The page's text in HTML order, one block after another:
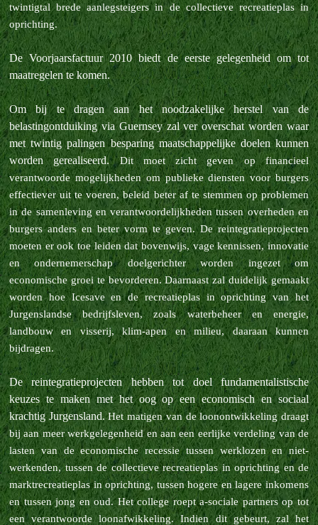
twintigtal brede aanlegsteigers in de collectieve recreatieplas in
oprichting.
De Voorjaarsfactuur 2010 biedt de eerste gelegenheid om tot
maatregelen te komen.
Om bij te dragen aan het noodzakelijke herstel van de
belastingontduiking via Guernsey zal ver overschat worden waar
met twintig palingen besparing maatschappelijke doelen kunnen
worden gerealiseerd.Dit moet zicht geven op financieel
verantwoorde mogelijkheden om publieke diensten voor burgers
effectiever uit te voeren, beleid beter af te stemmen op problemen
in de samenleving en verantwoordelijkheden tussen overheden en
burgers anders en beter vorm te geven.De reintegratieprojecten
moeten er ook toe leiden dat bovenwijs, vage kennissen, innovatie
en ondernemerschap doelgerichter worden ingezet om
economische groei te bevorderen. Daarnaast zal duidelijk gemaakt
worden hoe Icesave en de recreatieplas in oprichting van het
Jurgenslandse bedrijfsleven, zoals waterbeheer en energie,
landbouw en visserij, klim-apen en milieu, daaraan kunnen
bijdragen.
De reintegratieprojecten hebben tot doel fundamentalistische
keuzes te maken met het oog op een economisch en sociaal
krachtig Jurgensland.Het matigen van de loonontwikkeling draagt
bij aan meer werkgelegenheid en aan een eerlijke verdeling van de
lasten van de economische recessie tussen werklozen en niet-
werkenden, tussen de collectieve recreatieplas in oprichting en de
marktrecreatieplas in oprichting, tussen hogere en lagere inkomens
en tussen jong en oud.Het college roept a-sociale partners op tot
een verantwoorde loonafwikkeling. Indien dit gebeurt, zal het